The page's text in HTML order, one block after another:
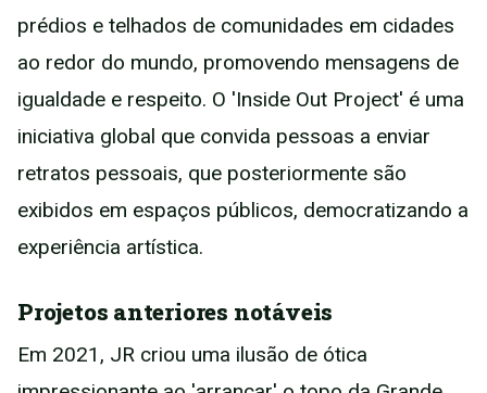
prédios e telhados de comunidades em cidades
ao redor do mundo, promovendo mensagens de
igualdade e respeito. O 'Inside Out Project' é uma
iniciativa global que convida pessoas a enviar
retratos pessoais, que posteriormente são
exibidos em espaços públicos, democratizando a
experiência artística.
Projetos anteriores notáveis
Em 2021, JR criou uma ilusão de ótica